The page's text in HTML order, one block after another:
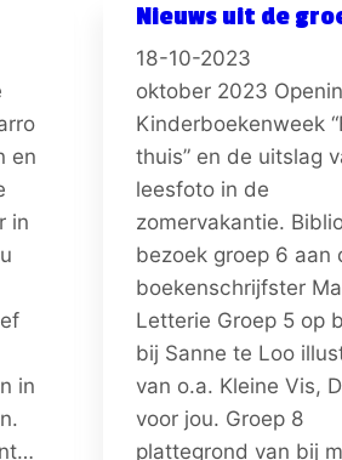
en
in
in
Nieuws uit de
18-10-2023
oktober 2023
Kinderboekenweek
thuis” en de uitslag
leesfoto in de
zomervakantie.
bezoek groep 6 aan
boekenschrijfster
Letterie Groep 5 op
bij Sanne te Loo
van o.a. Kleine Vis,
voor jou. Groep 8
plattegrond van bij